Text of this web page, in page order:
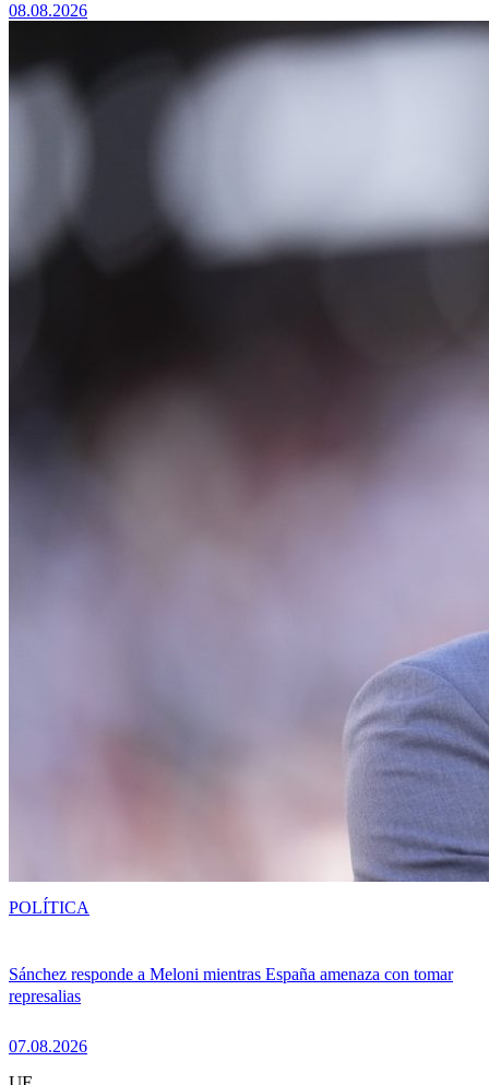
08.08.2026
Sánchez responde a Meloni mientras España amenaza con tomar
represalias
07.08.2026
POLÍTICA